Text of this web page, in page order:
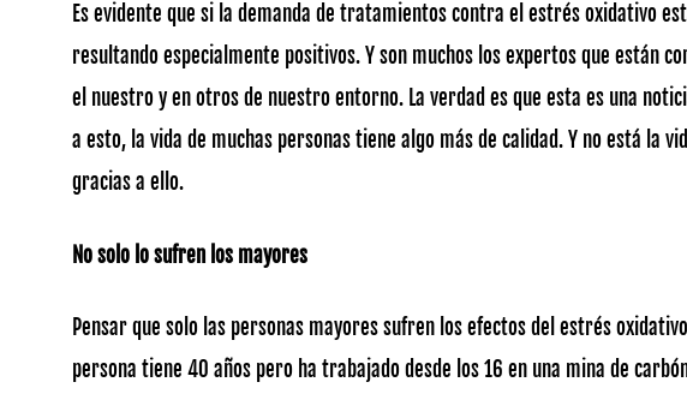
Es evidente que si la demanda de tratamientos contra el estrés oxidativo
resultando especialmente positivos. Y son muchos los expertos que están
el nuestro y en otros de nuestro entorno. La verdad es que esta es una
a esto, la vida de muchas personas tiene algo más de calidad. Y no está la
gracias a ello.
No solo lo sufren los mayores
Pensar que solo las personas mayores sufren los efectos del estrés
persona tiene 40 años pero ha trabajado desde los 16 en una mina de